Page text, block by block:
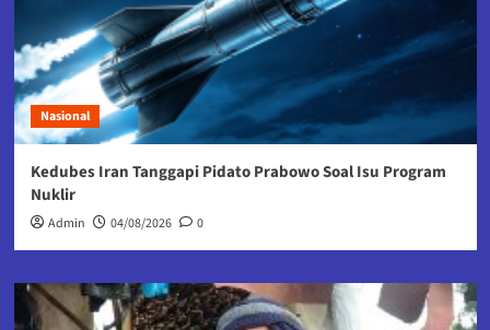
Nasional
Kedubes Iran Tanggapi Pidato Prabowo Soal Isu Program
Nuklir
Admin 04/08/2026 0